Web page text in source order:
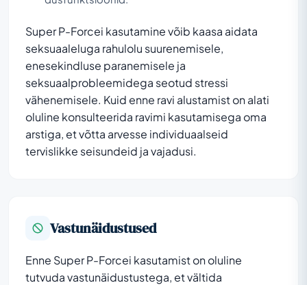
Super P-Forcei kasutamine võib kaasa aidata
seksuaaleluga rahulolu suurenemisele,
enesekindluse paranemisele ja
seksuaalprobleemidega seotud stressi
vähenemisele. Kuid enne ravi alustamist on alati
oluline konsulteerida ravimi kasutamisega oma
arstiga, et võtta arvesse individuaalseid
tervislikke seisundeid ja vajadusi.
Vastunäidustused
Enne Super P-Forcei kasutamist on oluline
tutvuda vastunäidustustega, et vältida